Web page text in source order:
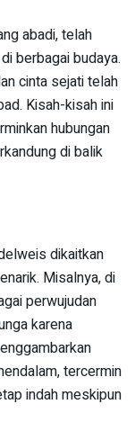
abadi, telah
berbagai budaya.
cinta sejati telah
Kisah-kisah ini
hubungan
di balik
dikaitkan
Misalnya, di
perwujudan
karena
tercermin
indah meskipun